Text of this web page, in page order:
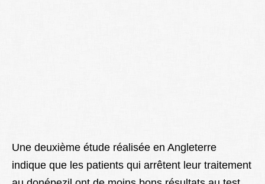
Une deuxième étude réalisée en Angleterre
indique que les patients qui arrêtent leur traitement